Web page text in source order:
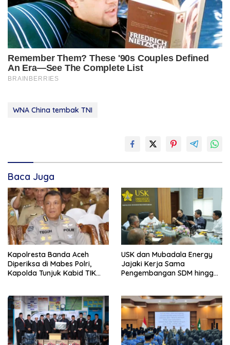
WNA China tembak TNI
Baca Juga
Kapolresta Banda Aceh
Diperiksa di Mabes Polri,
Kapolda Tunjuk Kabid TIK
USK dan Mubadala Energy
Jajaki Kerja Sama
Pengembangan SDM hingga